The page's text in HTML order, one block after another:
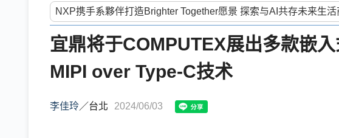
宜鼎将于COMPUTEX展出多款嵌
MIPI over Type-C技术
李佳玲／台北 2024/06/03